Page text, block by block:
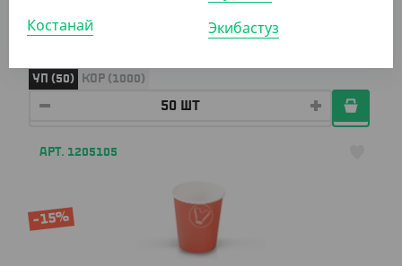
Cтакан бумажный 350 мл, красный, однослойный, d 90
мм
УП (50) КОР (1000)
АРТ. 1205105
-15%
Костанай
Экибастуз